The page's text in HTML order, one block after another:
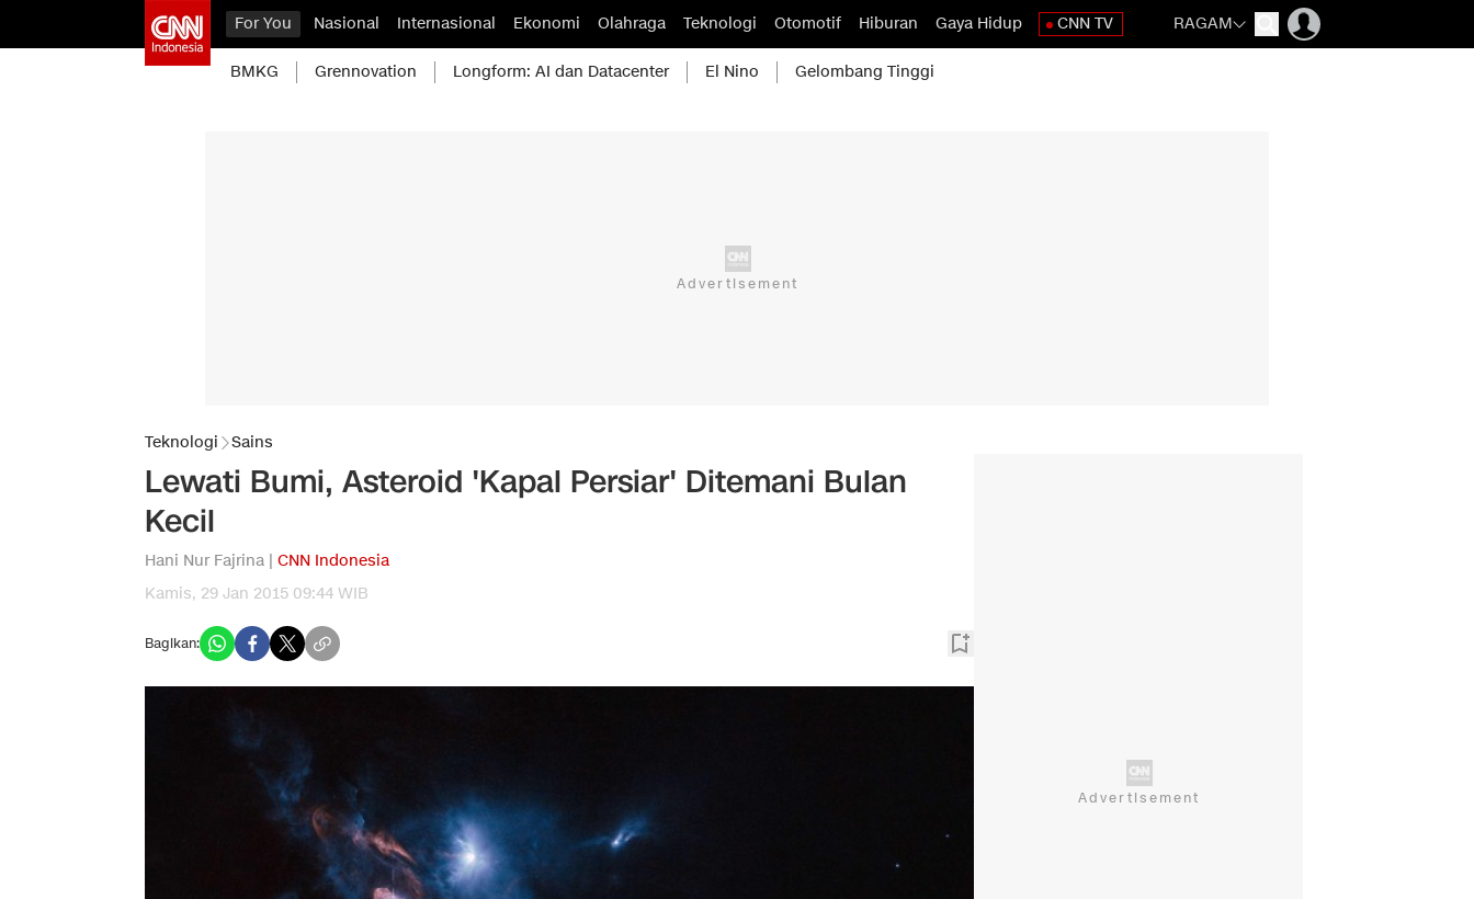
For You Nasional Internasional Ekonomi Olahraga Teknologi Otomotif Hiburan Gaya Hidup CNN TV RAGAM
BMKG Grennovation Longform: AI dan Datacenter El Nino Gelombang Tinggi
Teknologi Sains
Lewati Bumi, Asteroid 'Kapal Persiar' Ditemani Bulan
Kecil
Hani Nur Fajrina | CNN Indonesia
Kamis, 29 Jan 2015 09:44 WIB
Bagikan: